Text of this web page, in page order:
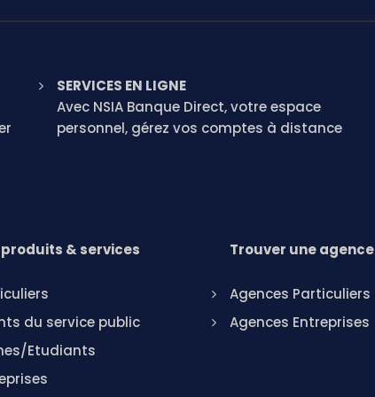
SERVICES EN LIGNE
Avec NSIA Banque Direct, votre espace
personnel, gérez vos comptes à distance
& services
du service public
Etudiants
Trouver une agence
Agences Particuliers
Agences Entreprises